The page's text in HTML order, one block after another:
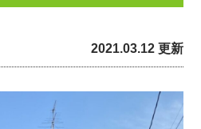
2021.03.12 更新